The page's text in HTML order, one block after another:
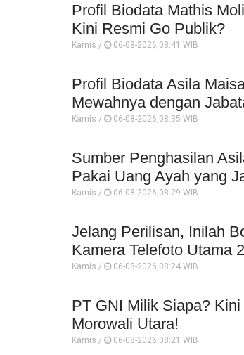
Profil Biodata Mathis
Kini Resmi Go Publik?
Kamis / 06-08-2026,08:41 WIB
Profil Biodata Asila
Mewahnya dengan
Kamis / 06-08-2026,08:35 WIB
Sumber Penghasilan
Pakai Uang Ayah yang
Kamis / 06-08-2026,08:29 WIB
Jelang Perilisan, Inilah
Kamera Telefoto Utama
Kamis / 06-08-2026,08:24 WIB
PT GNI Milik Siapa?
Morowali Utara!
Kamis / 06-08-2026,08:21 WIB